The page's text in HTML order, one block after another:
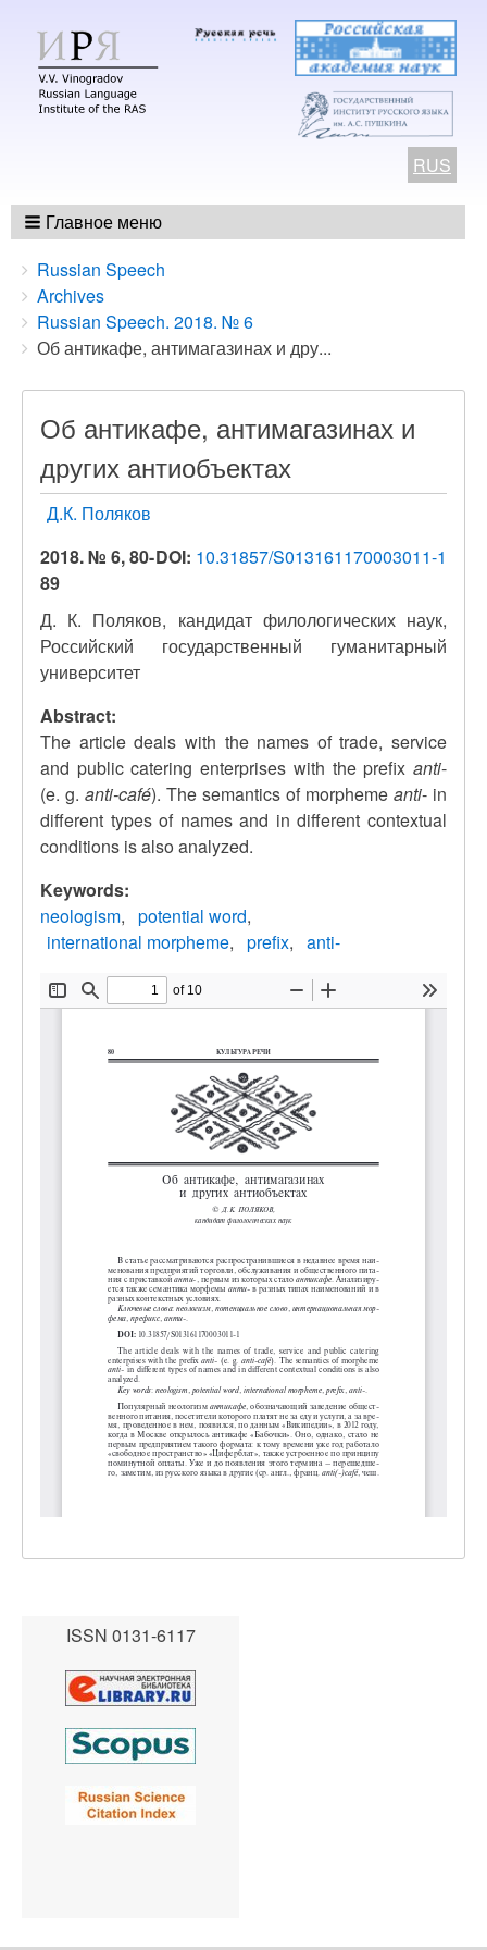
RUS
Главное меню
Breadcrumbs
You
are
here:
Russian Speech
Archives
Russian Speech. 2018. № 6
Об антикафе, антимагазинах и дру...
Об антикафе, антимагазинах и
других антиобъектах
Д.К. Поляков
DOI: 10.31857/S013161170003011-1
2018. № 6, 80-
89
Д. К. Поляков, кандидат филологических наук,
Российский государственный гуманитарный
университет
Abstract:
The article deals with the names of trade, service
and public catering enterprises with the prefix anti-
(e. g. anti-café). The semantics of morpheme anti- in
different types of names and in different contextual
conditions is also analyzed.
Keywords:
neologism
potential word
international morpheme
prefix anti-
ISSN 0131-6117